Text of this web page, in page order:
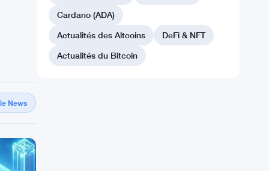
News
Cardano (ADA)
Actualités des Altcoins
DeFi & NFT
Actualités du Bitcoin